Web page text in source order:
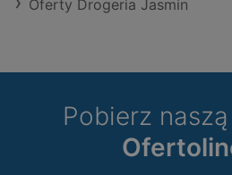
Oferty Drogeria Jasmin
Pobierz